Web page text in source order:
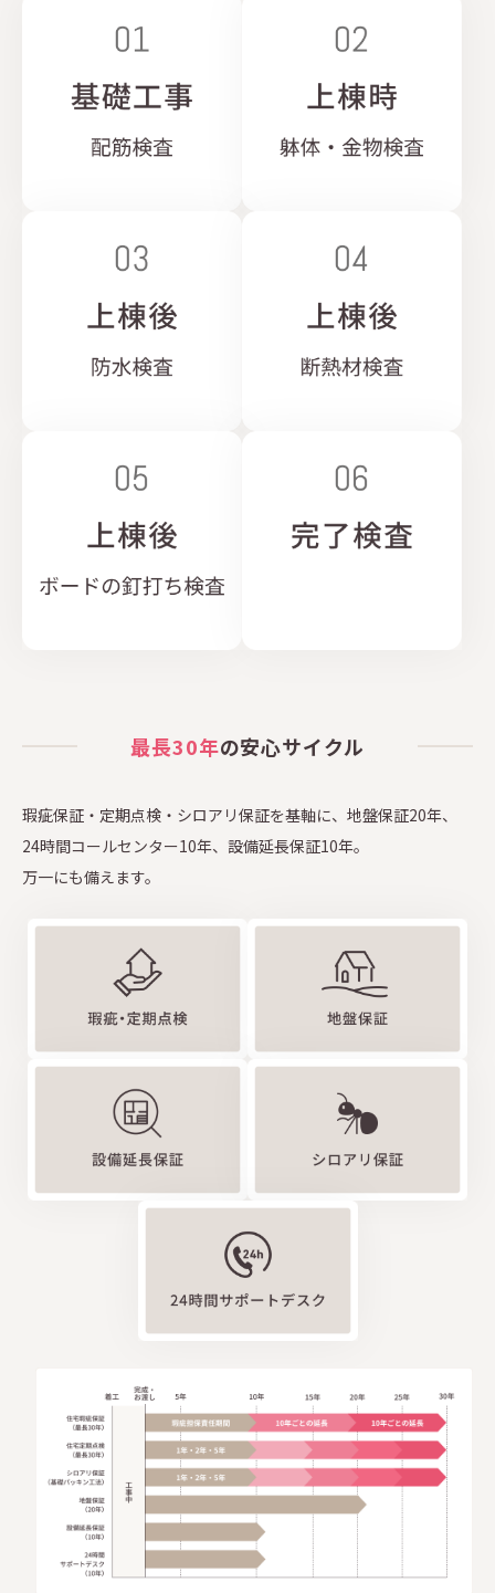
最長30年の安心サイクル
瑕疵保証・定期点検・シロアリ保証を基軸に、 地盤保証20年、
24時間コールセンター10年、設備延長保証10年。
万一にも備えます。